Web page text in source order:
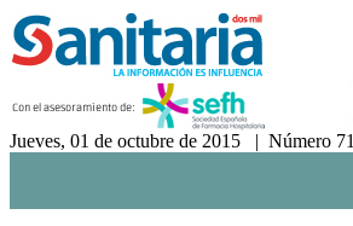
Jueves, 01 de octubre de 2015 | Número 71